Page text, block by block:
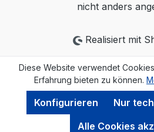
nicht anders
Realisiert mit
Diese Website verwendet
Erfahrung bieten zu können.
Nur
Konfigurieren
Alle Cookies